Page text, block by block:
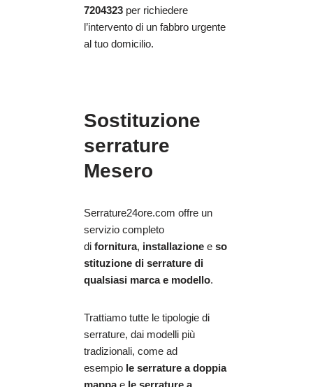
7204323 per richiedere
l’intervento di un fabbro urgente
al tuo domicilio.
Sostituzione
serrature
Mesero
Serrature24ore.com offre un
servizio completo
di fornitura, installazione e so
stituzione di serrature di
qualsiasi marca e modello.
Trattiamo tutte le tipologie di
serrature, dai modelli più
tradizionali, come ad
esempio le serrature a doppia
mappae le serrature a